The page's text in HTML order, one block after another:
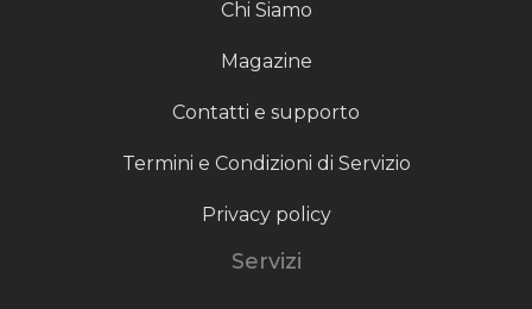
Chi Siamo
Magazine
Contatti e supporto
Termini e Condizioni di Servizio
Privacy policy
Servizi